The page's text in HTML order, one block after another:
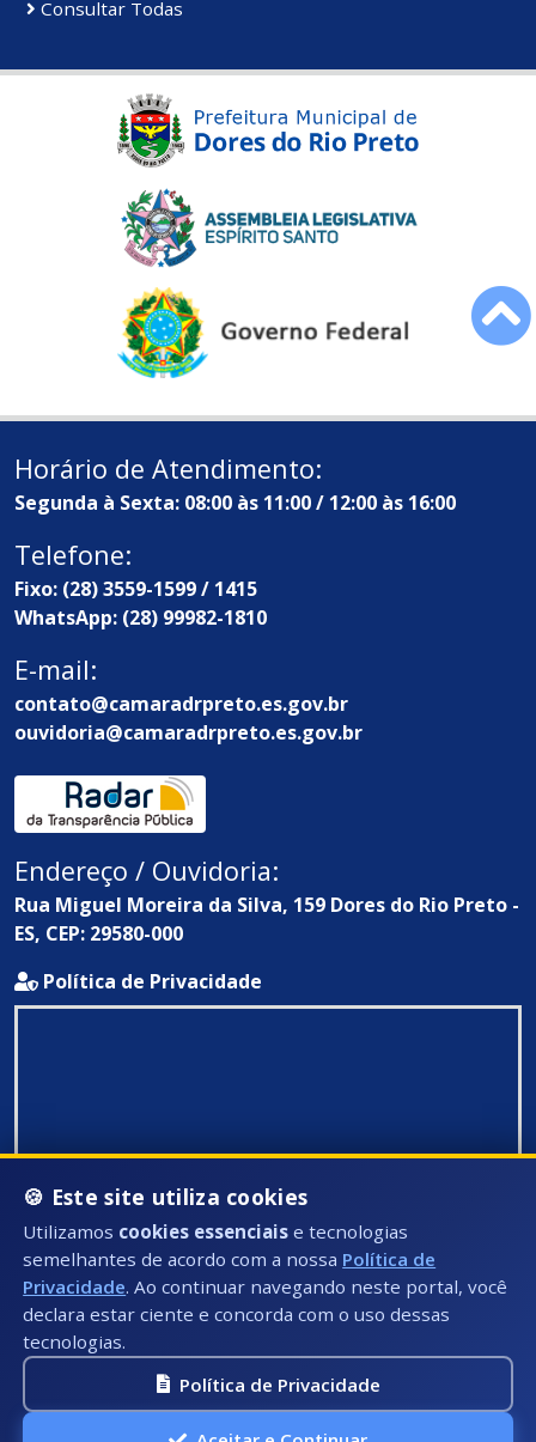
Consultar Todas
Horário de Atendimento:
Segunda à Sexta: 08:00 às 11:00 / 12:00 às 16:00
Telefone:
Fixo: (28) 3559-1599 / 1415
WhatsApp: (28) 99982-1810
E-mail:
contato@camaradrpreto.es.gov.br
ouvidoria@camaradrpreto.es.gov.br
Endereço / Ouvidoria:
Rua Miguel Moreira da Silva, 159 Dores do Rio Preto -
ES, CEP: 29580-000
Política de Privacidade
Todos Direitos Reservados ©: 2026
🍪 Este site utiliza cookies
Utilizamos cookies essenciais e tecnologias
semelhantes de acordo com a nossa Política de
Privacidade. Ao continuar navegando neste portal, você
declara estar ciente e concorda com o uso dessas
tecnologias.
Política de Privacidade